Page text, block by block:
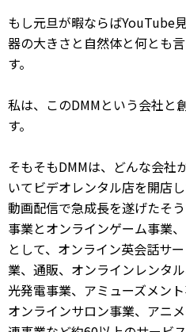
もし元旦が暇ならばYouTube
器の大きさと自然体と何とも
す。
私は、このDMMという会社と
す。
そもそもDMMは、どんな会社
いてビデオレンタル店を開店
動画配信で急成長を遂げたそ
事業とオンラインゲーム事業
として、オンライン英会話サ
業、通販、オンラインレンタ
光発電事業、アミューズメン
オンラインサロン事業、アニ